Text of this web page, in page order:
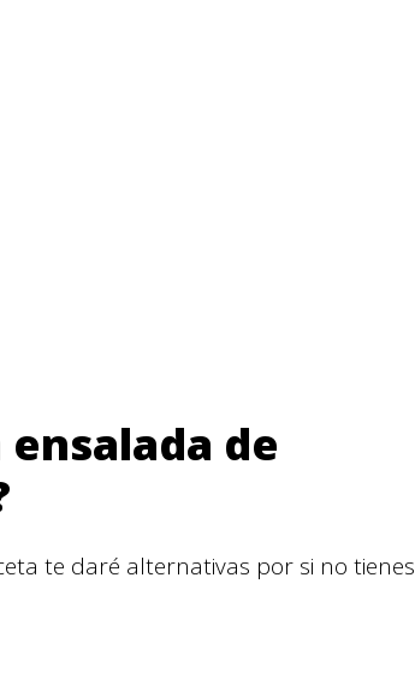
de
te daré alternativas por si no tienes